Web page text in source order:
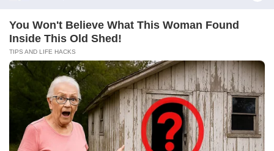
Gli ospiti entrarono inizialmente esitanti.
Poi rimasero senza parole.
Perché non era una cosa meschina.
Era splendida.